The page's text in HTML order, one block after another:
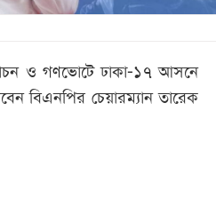
ও গণভোটে ঢাকা-১৭ আসনে
বিএনপির চেয়ারম্যান তারেক